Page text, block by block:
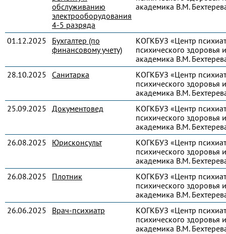
обслуживанию
электрооборудования
4-5 разряда
академика В.М.
01.12.2025
Бухгалтер (по
финансовому учету)
КОГКБУЗ «Центр
психического здоровья
академика В.М.
28.10.2025
Санитарка
КОГКБУЗ «Центр
психического здоровья
академика В.М.
25.09.2025 Документовед
КОГКБУЗ «Центр
психического здоровья
академика В.М.
26.08.2025
Юрисконсульт
КОГКБУЗ «Центр
психического здоровья
академика В.М.
26.08.2025
Плотник
КОГКБУЗ «Центр
психического здоровья
академика В.М.
26.06.2025
Врач-психиатр
КОГКБУЗ «Центр
психического здоровья
академика В.М.